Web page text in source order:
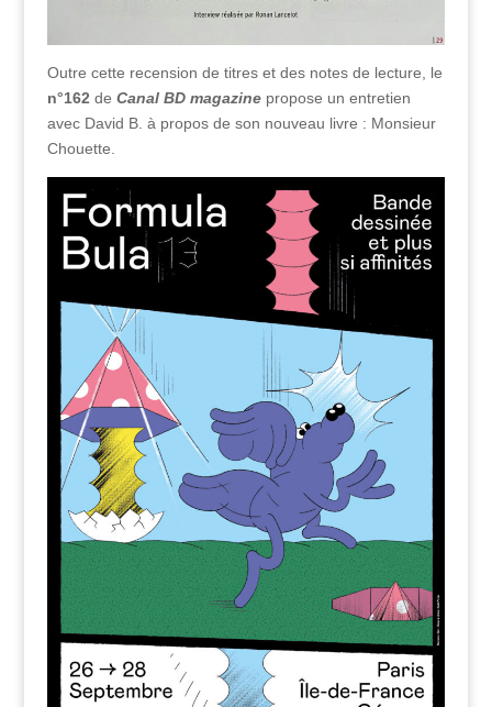
Outre cette recension de titres et des notes de lecture, le
n°162 de Canal BD magazinepropose un entretien
avec David B. à propos de son nouveau livre : Monsieur
Chouette.